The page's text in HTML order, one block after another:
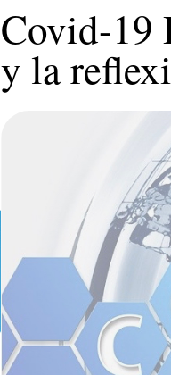
Covid-19
y la